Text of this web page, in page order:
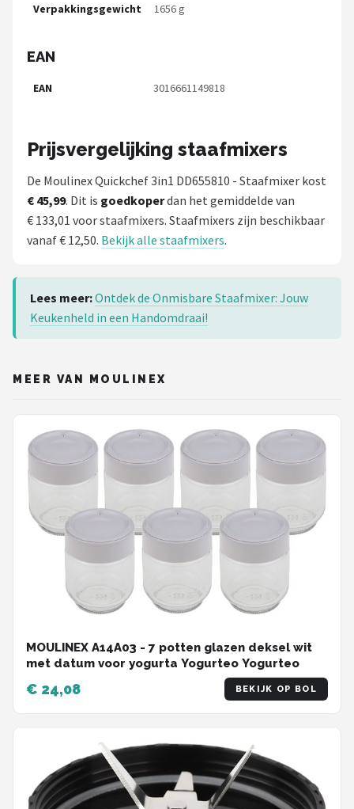
Verpakkingsgewicht 1656 g
EAN
EAN 3016661149818
Prijsvergelijking staafmixers
De Moulinex Quickchef 3in1 DD655810 - Staafmixer kost
€ 45,99. Dit is goedkoperdan het gemiddelde van
€ 133,01 voor staafmixers. Staafmixers zijn beschikbaar
vanaf € 12,50. Bekijk alle staafmixers.
Lees meer:Ontdek de Onmisbare Staafmixer: Jouw
Keukenheld in een Handomdraai!
MEER VAN MOULINEX
MOULINEX A14A03 - 7 potten glazen deksel wit
met datum voor yogurta Yogurteo Yogurteo
€ 24,08 BEKIJK OP BOL